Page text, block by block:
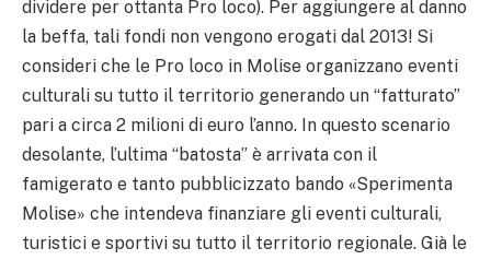
dividere per ottanta Pro loco). Per aggiungere al danno
la beffa, tali fondi non vengono erogati dal 2013! Si
consideri che le Pro loco in Molise organizzano eventi
culturali su tutto il territorio generando un “fatturato”
pari a circa 2 milioni di euro l’anno. In questo scenario
desolante, l’ultima “batosta” è arrivata con il
famigerato e tanto pubblicizzato bando «Sperimenta
Molise» che intendeva finanziare gli eventi culturali,
turistici e sportivi su tutto il territorio regionale. Già le